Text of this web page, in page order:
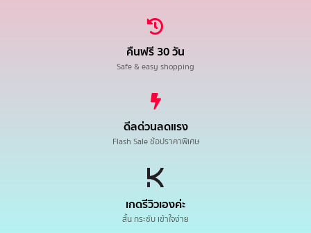
คืนฟรี 30 วัน
Safe & easy shopping
ดีลด่วนลดแรง
Flash Sale ช้อปราคาพิเศษ
เกดรีวิวเองค่ะ
สั้น กระชับ เข้าใจง่าย